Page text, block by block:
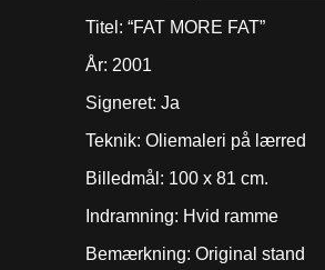
Titel: “FAT MORE FAT”
År: 2001
Signeret: Ja
Teknik: Oliemaleri på lærred
Billedmål: 100 x 81 cm.
Indramning: Hvid ramme
Bemærkning: Original stand